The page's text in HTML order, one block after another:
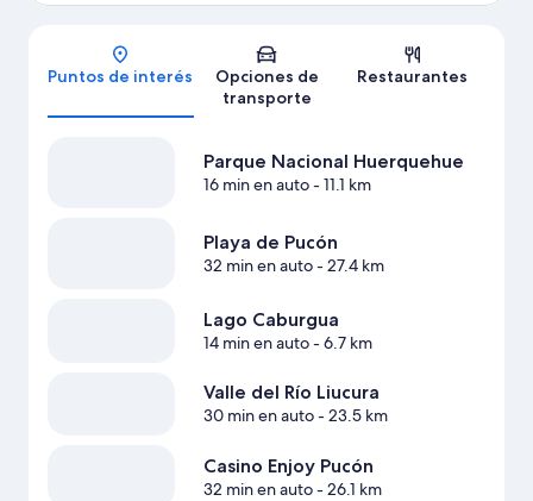
Puntos de interés
Opciones de
transporte
Restaurantes
Parque Nacional Huerquehue
16 min en auto- 11.1 km
Playa de Pucón
32 min en auto- 27.4 km
Lago Caburgua
14 min en auto- 6.7 km
Valle del Río Liucura
30 min en auto- 23.5 km
Casino Enjoy Pucón
32 min en auto- 26.1 km